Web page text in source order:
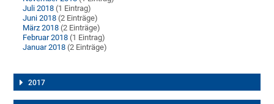
Juli 2018 (1 Eintrag)
Juni 2018 (2 Einträge)
März 2018 (2 Einträge)
Februar 2018 (1 Eintrag)
Januar 2018 (2 Einträge)
2017